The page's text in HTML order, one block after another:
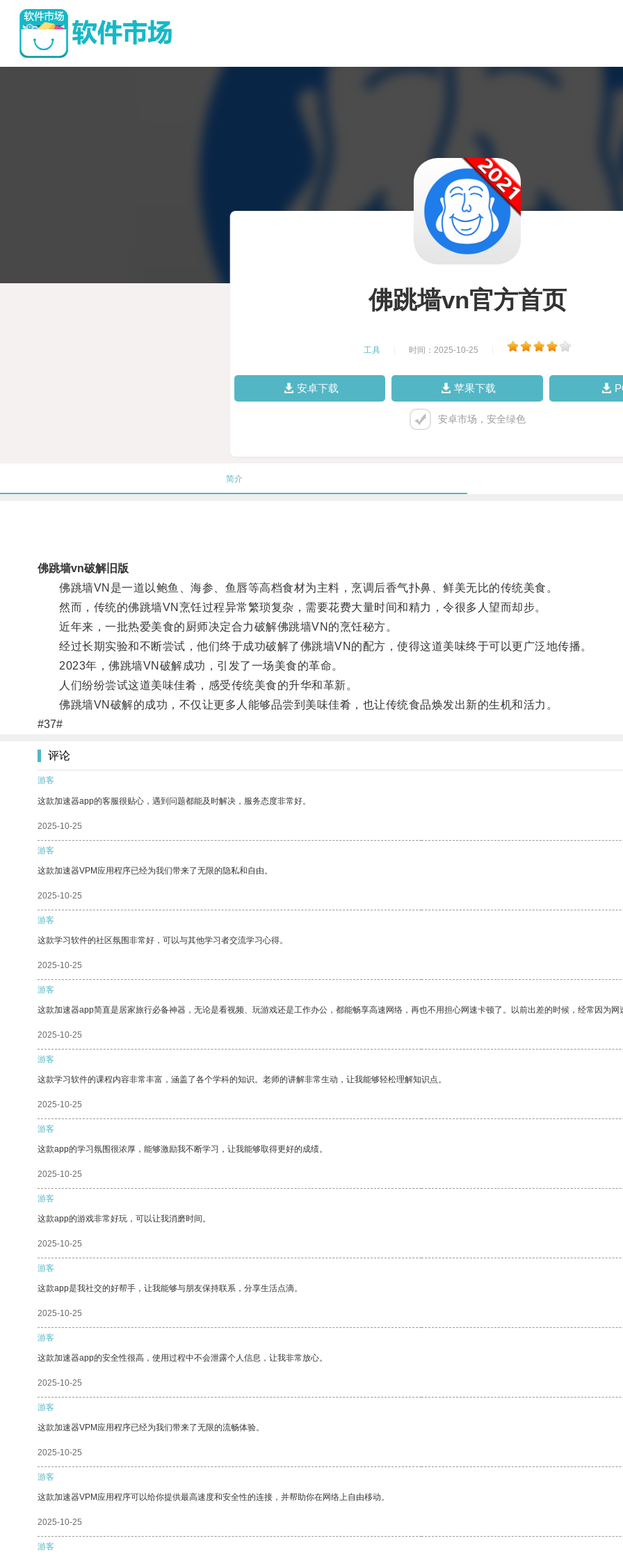
佛跳墙vn官方首页
工具 时间：2025-10-25
安卓下载 苹果下载
安卓市场，安全绿色
简介
佛跳墙vn破解旧版
佛跳墙VN是一道以鲍鱼、海参、鱼唇等高档食材为主料，烹调后香气扑鼻、鲜美无比的传统美食。
然而，传统的佛跳墙VN烹饪过程异常繁琐复杂，需要花费大量时间和精力，令很多人望而却步。
近年来，一批热爱美食的厨师决定合力破解佛跳墙VN的烹饪秘方。
经过长期实验和不断尝试，他们终于成功破解了佛跳墙VN的配方，使得这道美味终于可以更广泛地传播。
2023年，佛跳墙VN破解成功，引发了一场美食的革命。
人们纷纷尝试这道美味佳肴，感受传统美食的升华和革新。
佛跳墙VN破解的成功，不仅让更多人能够品尝到美味佳肴，也让传统食品焕发出新的生机和活力。
#37#
评论
游客
这款加速器app的客服很贴心，遇到问题都能及时解决，服务态度非常好。
2025-10-25
游客
这款加速器VPM应用程序已经为我们带来了无限的隐私和自由。
2025-10-25
游客
这款学习软件的社区氛围非常好，可以与其他学习者交流学习心得。
2025-10-25
游客
这款加速器app简直是居家旅行必备神器，无论是看视频、玩游戏还是工作办公，都能畅享高速网络，再也不用担心网速卡顿了。以前出差的时候，经常因为
2025-10-25
游客
这款学习软件的课程内容非常丰富，涵盖了各个学科的知识。老师的讲解非常生动，让我能够轻松理解知识点。
2025-10-25
游客
这款app的学习氛围很浓厚，能够激励我不断学习，让我能够取得更好的成绩。
2025-10-25
游客
这款app的游戏非常好玩，可以让我消磨时间。
2025-10-25
游客
这款app是我社交的好帮手，让我能够与朋友保持联系，分享生活点滴。
2025-10-25
游客
这款加速器app的安全性很高，使用过程中不会泄露个人信息，让我非常放心。
2025-10-25
游客
这款加速器VPM应用程序已经为我们带来了无限的流畅体验。
2025-10-25
游客
这款加速器VPM应用程序可以给你提供最高速度和安全性的连接，并帮助你在网络上自由移动。
2025-10-25
游客